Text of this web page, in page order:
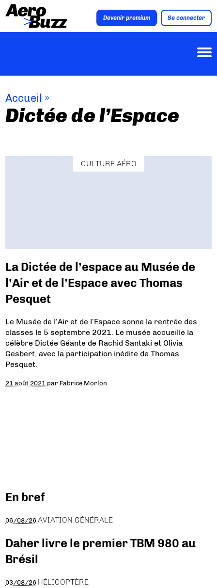
Devenir premium Se connecter
Accueil »
Dictée de l’Espace
CULTURE AÉRO
La Dictée de l’espace au Musée de
l’Air et de l’Espace avec Thomas
Pesquet
Le Musée de l’Air et de l’Espace sonne la rentrée des
classes le 5 septembre 2021. Le musée accueille la
célèbre Dictée Géante de Rachid Santaki et Olivia
Gesbert, avec la participation inédite de Thomas
Pesquet.
21 août 2021 par Fabrice Morlon
En bref
06/08/26 AVIATION GÉNÉRALE
Daher livre le premier TBM 980 au
Brésil
03/08/26 HÉLICOPTÈRE